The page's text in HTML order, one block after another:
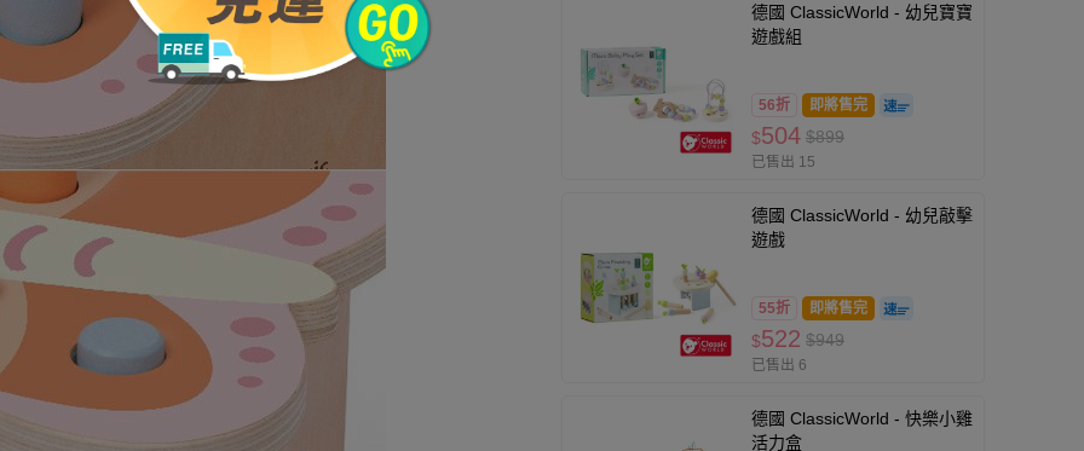
德國 ClassicWorld - 幼兒寶寶
遊戲組
56折 即將售完
$504 $899
已售出 15
德國 ClassicWorld - 幼兒敲擊
遊戲
55折 即將售完
$522 $949
已售出 6
德國 ClassicWorld - 快樂小雞
活力盒